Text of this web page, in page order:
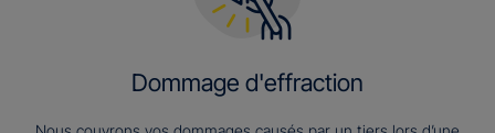
Dommage d'effraction